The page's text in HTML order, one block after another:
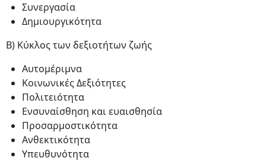
Συνεργασία
Δημιουργικότητα
Β) Κύκλος των δεξιοτήτων ζωής
Αυτομέριμνα
Κοινωνικές Δεξιότητες
Πολιτειότητα
Ενσυναίσθηση και ευαισθησία
Προσαρμοστικότητα
Ανθεκτικότητα
Υπευθυνότητα